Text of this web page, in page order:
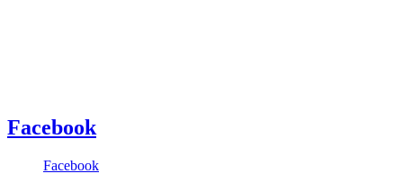
Facebook
Facebook